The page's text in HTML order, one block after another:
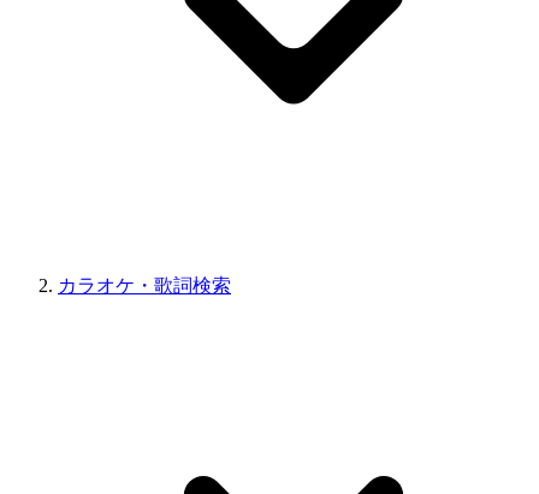
カラオケ・歌詞検索